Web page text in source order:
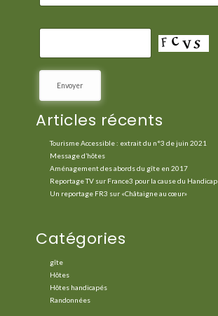
Articles récents
Tourisme Accessible : extrait du n°3 de juin 2021
Message d’hôtes
Aménagement des abords du gîte en 2017
Reportage TV sur France3 pour la cause du Handicap
Un reportage FR3 sur «Châtaigne au cœur»
Catégories
gîte
Hôtes
Hôtes handicapés
Randonnées